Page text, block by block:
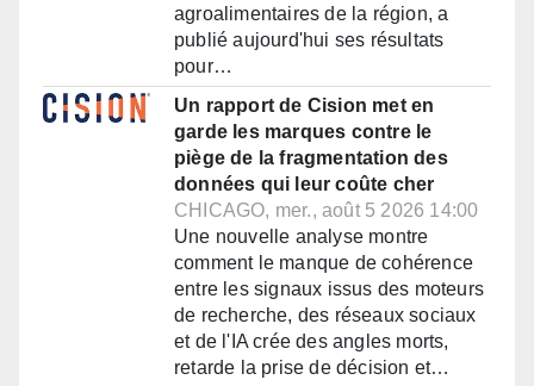
agroalimentaires de la région, a
publié aujourd'hui ses résultats
pour…
Un rapport de Cision met en
garde les marques contre le
piège de la fragmentation des
données qui leur coûte cher
CHICAGO, mer., août 5 2026 14:00
Une nouvelle analyse montre
comment le manque de cohérence
entre les signaux issus des moteurs
de recherche, des réseaux sociaux
et de l'IA crée des angles morts,
retarde la prise de décision et…